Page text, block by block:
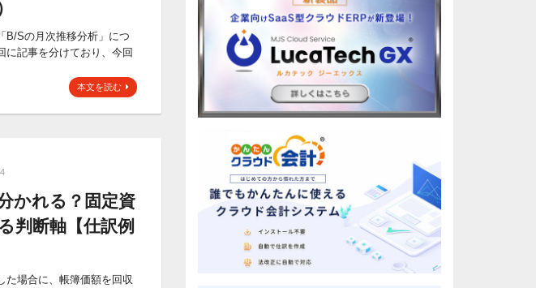
B/Sの月次推移分析」につ
に記事を分けており、今回
本文を読む
かれる？固定資
判断軸【仕訳例
た場合に、帳簿価額を回収